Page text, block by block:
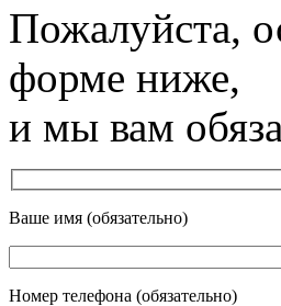
Пожалуйста,
форме ниже,
и мы вам
Ваше имя (обязательно)
Номер телефона (обязательно)